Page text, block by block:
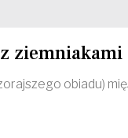
ziemniakami
obiadu)